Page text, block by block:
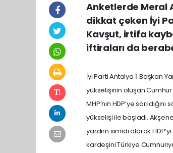
Anketlerde Meral
dikkat çeken İyi
Kavşut, irtifa
iftiraları da
İyi Parti Antalya İl Başkan
yükselişinin oluşan
MHP’nin HDP’ye
yükselişi ile başladı.
yardım simidi olarak
kardeşini Türkiye